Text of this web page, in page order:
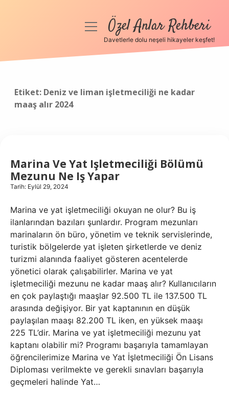
Anasayfa
Yasal Uyarı
menüyüÖzel Anlar Rehberi
Davetlerle dolu neşeli hikayeler keşfet!
Etiket: Deniz ve liman işletmeciliği ne kadar
maaş alır 2024
Marina Ve Yat Işletmeciliği Bölümü
Mezunu Ne Iş Yapar
Tarih: Eylül 29, 2024
Marina ve yat işletmeciliği okuyan ne olur? Bu iş
ilanlarından bazıları şunlardır. Program mezunları
marinaların ön büro, yönetim ve teknik servislerinde,
turistik bölgelerde yat işleten şirketlerde ve deniz
turizmi alanında faaliyet gösteren acentelerde
yönetici olarak çalışabilirler. Marina ve yat
işletmeciliği mezunu ne kadar maaş alır? Kullanıcıların
en çok paylaştığı maaşlar 92.500 TL ile 137.500 TL
arasında değişiyor. Bir yat kaptanının en düşük
paylaşılan maaşı 82.200 TL iken, en yüksek maaşı
225 TL’dir. Marina ve yat işletmeciliği mezunu yat
kaptanı olabilir mi? Programı başarıyla tamamlayan
öğrencilerimize Marina ve Yat İşletmeciliği Ön Lisans
Diploması verilmekte ve gerekli sınavları başarıyla
geçmeleri halinde Yat…